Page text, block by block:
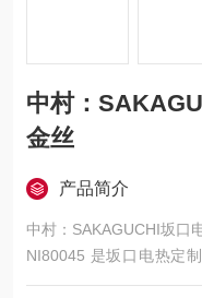
中村：
金丝
产品简介
中村：SAKAGUCHI坂口
NI80045 是坂口电热定
丝，为筒式加热器专用